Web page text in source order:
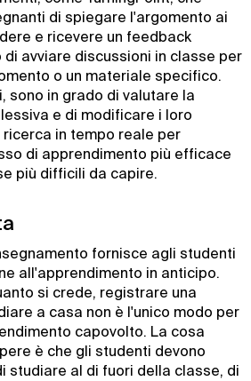
di spiegare l'argomento ai
e ricevere un feedback
avviare discussioni in classe per
o un materiale specifico.
sono in grado di valutare la
e di modificare i loro
in tempo reale per
di apprendimento più efficace
più difficili da capire.
fornisce agli studenti
all'apprendimento in anticipo.
si crede, registrare una
a casa non è l'unico modo per
capovolto. La cosa
è che gli studenti devono
studiare al di fuori della classe, di